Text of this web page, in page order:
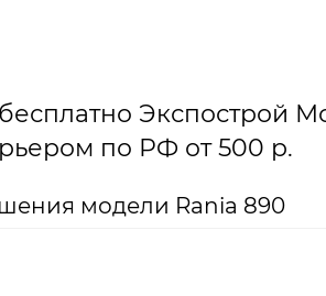
Экспострой
по РФ от 500 р.
модели Rania 890